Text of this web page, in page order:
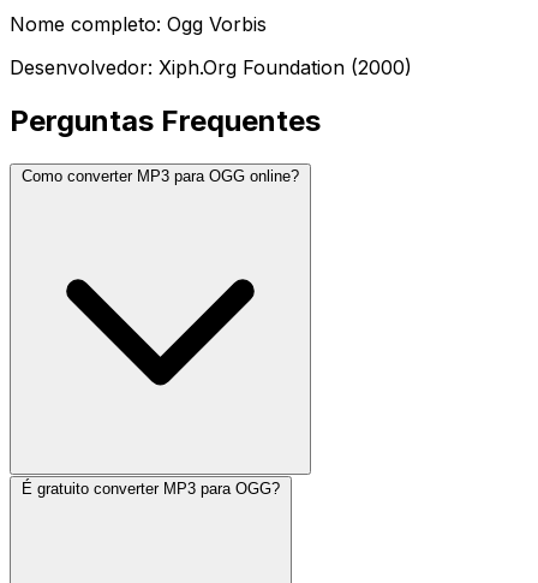
Nome completo: Ogg Vorbis
Desenvolvedor: Xiph.Org Foundation (2000)
Perguntas Frequentes
Como converter MP3 para OGG online?
É gratuito converter MP3 para OGG?